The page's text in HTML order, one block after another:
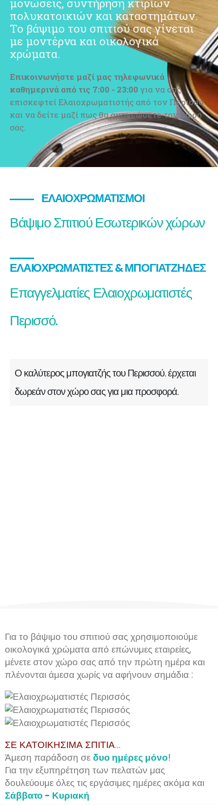
πολυκατοικιών και καταστημάτων.
Το βάψιμο του σπιτιού σας γίνεται
με μοντέρνα και οικολογικά
χρώματα.
Επικοινωνήστε μαζί μας τηλεφωνικά
καθημερινά από τις 7:00 - 23:00 για να σας
επισκεφτεί Ελαιοχρωματιστής από τον Περισσό
και να δείτε μαζί πως θα ανανεώσετε τον χώρο
σας.
ΕΛΑΙΟΧΡΩΜΑΤΙΣΜΟΊ
Βάψιμο Σπιτιού Εσωτερικών χώρων
ΕΛΑΙΟΧΡΩΜΑΤΙΣΤΈΣ & ΜΠΟΓΙΑΤΖΉΔΕΣ
Επαγγελματίες Ελαιοχρωματιστές
Περισσό.
Ο καλύτερος μπογιατζής του Περισσού. έρχεται
δωρεάν στον χώρο σας για μια προσφορά.
Για το βάψιμο του σπιτιού σας χρησιμοποιούμε
οικολογικά χρώματα από επώνυμες εταιρείες,
μένετε στον χώρο σας από την πρώτη ημέρα και
πλένονται άμεσα χωρίς να αφήνουν σημάδια :
ΣΕ ΚΑΤΟΙΚΗΣΙΜΑ ΣΠΙΤΙΑ...
Άμεση παράδοση σεδυο ημέρες μόνο!
Για την εξυπηρέτηση των πελατών μας
δουλεύουμε όλες τις εργάσιμες ημέρες ακόμα και
Σάββατο - Κυριακή